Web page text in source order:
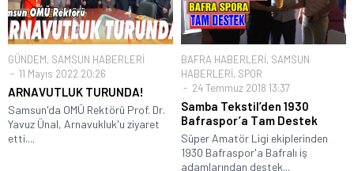
GÜNDEM, SAMSUN HABERLERİ
11 Mayıs 2022 20:26
ARNAVUTLUK TURUNDA!
Samsun'da OMÜ Rektörü Prof. Dr.
Yavuz Ünal, Arnavukluk'u ziyaret
etti....
BAFRA HABERLERİ, SAMSUN
HABERLERİ, SPOR
24 Temmuz 2018 13:37
Samba Tekstil’den 1930
Bafraspor’a Tam Destek
Süper Amatör Ligi ekiplerinden
1930 Bafraspor'a Bafralı iş
adamlarından destek...